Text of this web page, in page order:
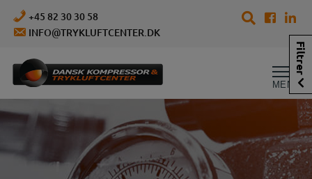
+45 82 30 30 58
INFO@TRYKLUFTCENTER.DK
Filtrer